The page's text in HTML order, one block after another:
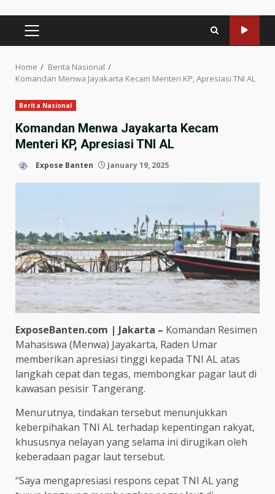
PRIMARY
MENU
Home
Berita Nasional
Komandan Menwa Jayakarta Kecam Menteri KP, Apresiasi TNI AL
Berita Nasional
Komandan Menwa Jayakarta Kecam
Menteri KP, Apresiasi TNI AL
Expose Banten January 19, 2025
ExposeBanten.com | Jakarta – Komandan Resimen
Mahasiswa (Menwa) Jayakarta, Raden Umar
memberikan apresiasi tinggi kepada TNI AL atas
langkah cepat dan tegas, membongkar pagar laut di
kawasan pesisir Tangerang.
Menurutnya, tindakan tersebut menunjukkan
keberpihakan TNI AL terhadap kepentingan rakyat,
khususnya nelayan yang selama ini dirugikan oleh
keberadaan pagar laut tersebut.
“Saya mengapresiasi respons cepat TNI AL yang